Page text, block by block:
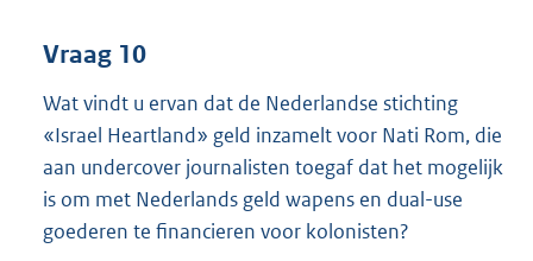
Vraag 10
Wat vindt u ervan dat de Nederlandse stichting
«Israel Heartland» geld inzamelt voor Nati Rom, die
aan undercover journalisten toegaf dat het mogelijk
is om met Nederlands geld wapens en dual-use
goederen te financieren voor kolonisten?